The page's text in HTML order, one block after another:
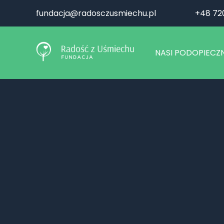
fundacja@radosczusmiechu.pl +48
NASI
AKTUALNIE